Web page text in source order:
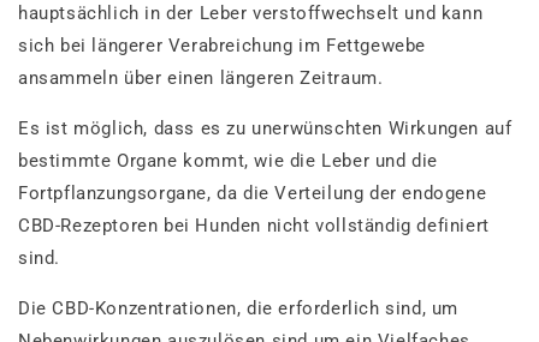
hauptsächlich in der Leber verstoffwechselt und kann
sich bei längerer Verabreichung im Fettgewebe
ansammeln über einen längeren Zeitraum.
Es ist möglich, dass es zu unerwünschten Wirkungen auf
bestimmte Organe kommt, wie die Leber und die
Fortpflanzungsorgane, da die Verteilung der endogene
CBD-Rezeptoren bei Hunden nicht vollständig definiert
sind.
Die CBD-Konzentrationen, die erforderlich sind, um